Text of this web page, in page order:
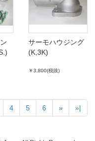
サーモハウジング
(K,3K)
￥3,800(税抜)
4 5 6 » »|